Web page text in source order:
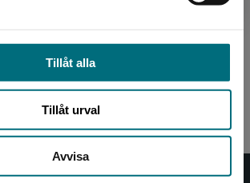
Tillåt alla
Tillåt urval
Avvisa